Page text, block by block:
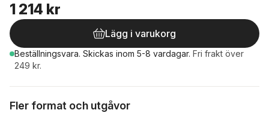
1 214 kr
Lägg i varukorg
Beställningsvara. Skickas inom 5-8 vardagar. Fri frakt över
249 kr.
Fler format och utgåvor